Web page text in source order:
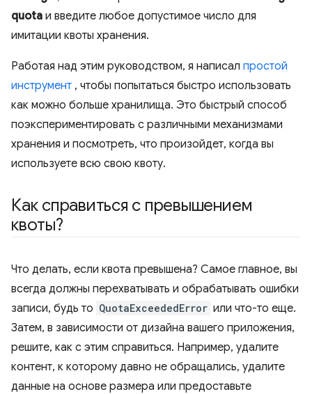
quota и введите любое допустимое число для
имитации квоты хранения.
Работая над этим руководством, я написал простой
инструмент , чтобы попытаться быстро использовать
как можно больше хранилища. Это быстрый способ
поэкспериментировать с различными механизмами
хранения и посмотреть, что произойдет, когда вы
используете всю свою квоту.
Как справиться с превышением
квоты?
Что делать, если квота превышена? Самое главное, вы
всегда должны перехватывать и обрабатывать ошибки
записи, будь то QuotaExceededError или что-то еще.
Затем, в зависимости от дизайна вашего приложения,
решите, как с этим справиться. Например, удалите
контент, к которому давно не обращались, удалите
данные на основе размера или предоставьте